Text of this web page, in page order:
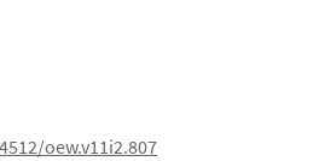
oew.v11i2.807